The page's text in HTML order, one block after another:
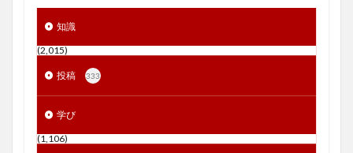
知識
(2,015)
投稿 333
学び
(1,106)